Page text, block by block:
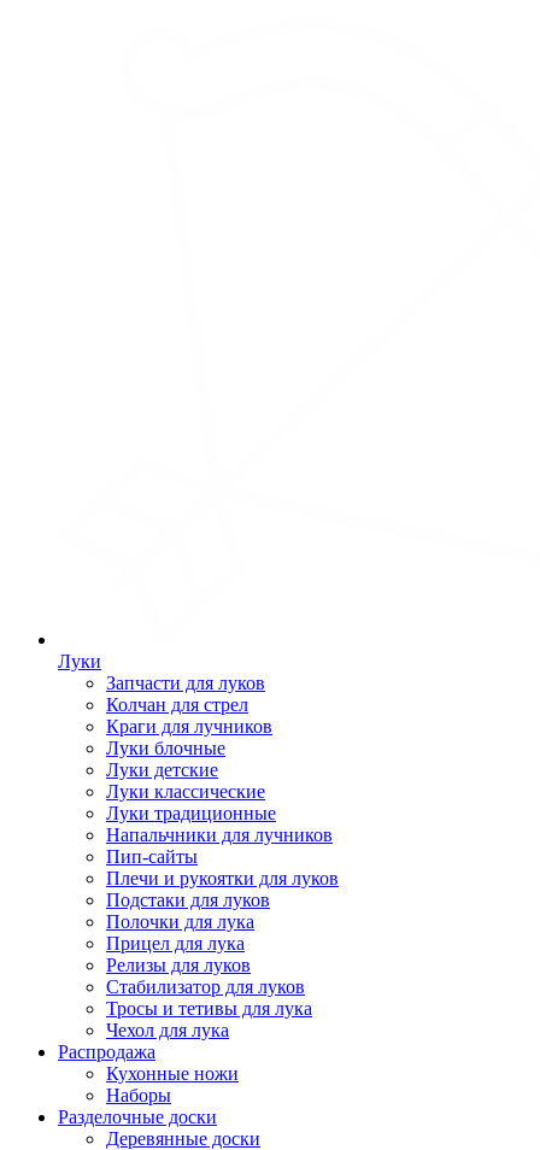
Луки
Запчасти для луков
Колчан для стрел
Краги для лучников
Луки блочные
Луки детские
Луки классические
Луки традиционные
Напальчники для лучников
Пип-сайты
Плечи и рукоятки для луков
Подстаки для луков
Полочки для лука
Прицел для лука
Релизы для луков
Стабилизатор для луков
Тросы и тетивы для лука
Чехол для лука
Распродажа
Кухонные ножи
Наборы
Разделочные доски
Деревянные доски